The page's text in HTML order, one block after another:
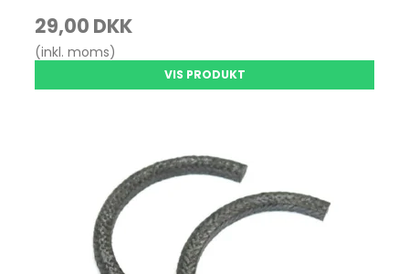
29,00 DKK
(inkl. moms)
VIS PRODUKT